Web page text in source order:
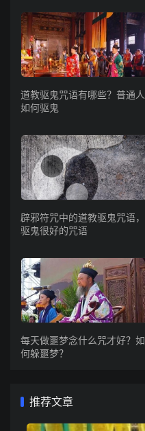
道教驱鬼咒语有哪些？普通人
如何驱鬼
辟邪符咒中的道教驱鬼咒语，
驱鬼很好的咒语
每天做噩梦念什么咒才好？如
何躲噩梦？
推荐文章